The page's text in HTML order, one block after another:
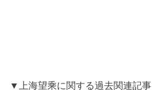
▼上海望乘に関する過去関連記事